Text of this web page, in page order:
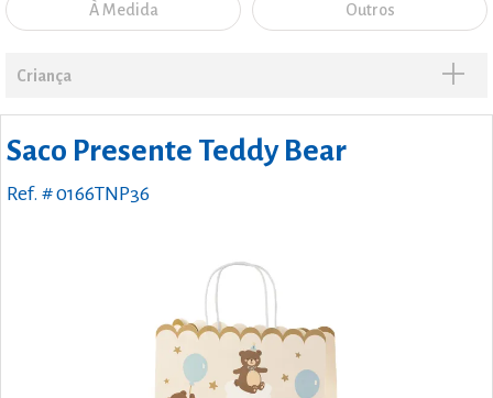
À Medida Outros
Criança
Saco Presente Teddy Bear
Ref. # 0166TNP36